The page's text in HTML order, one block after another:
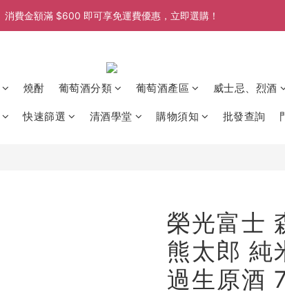
消費金額滿 $600 即可享免運費優惠，立即選購！
消費金額滿 $600 即可享免運費優惠，立即選購！
燒酎 葡萄酒分類 葡萄酒產區 威士忌、烈酒
快速篩選 清酒學堂 購物須知 批發查詢
榮光富士
熊太郎 純
過生原酒